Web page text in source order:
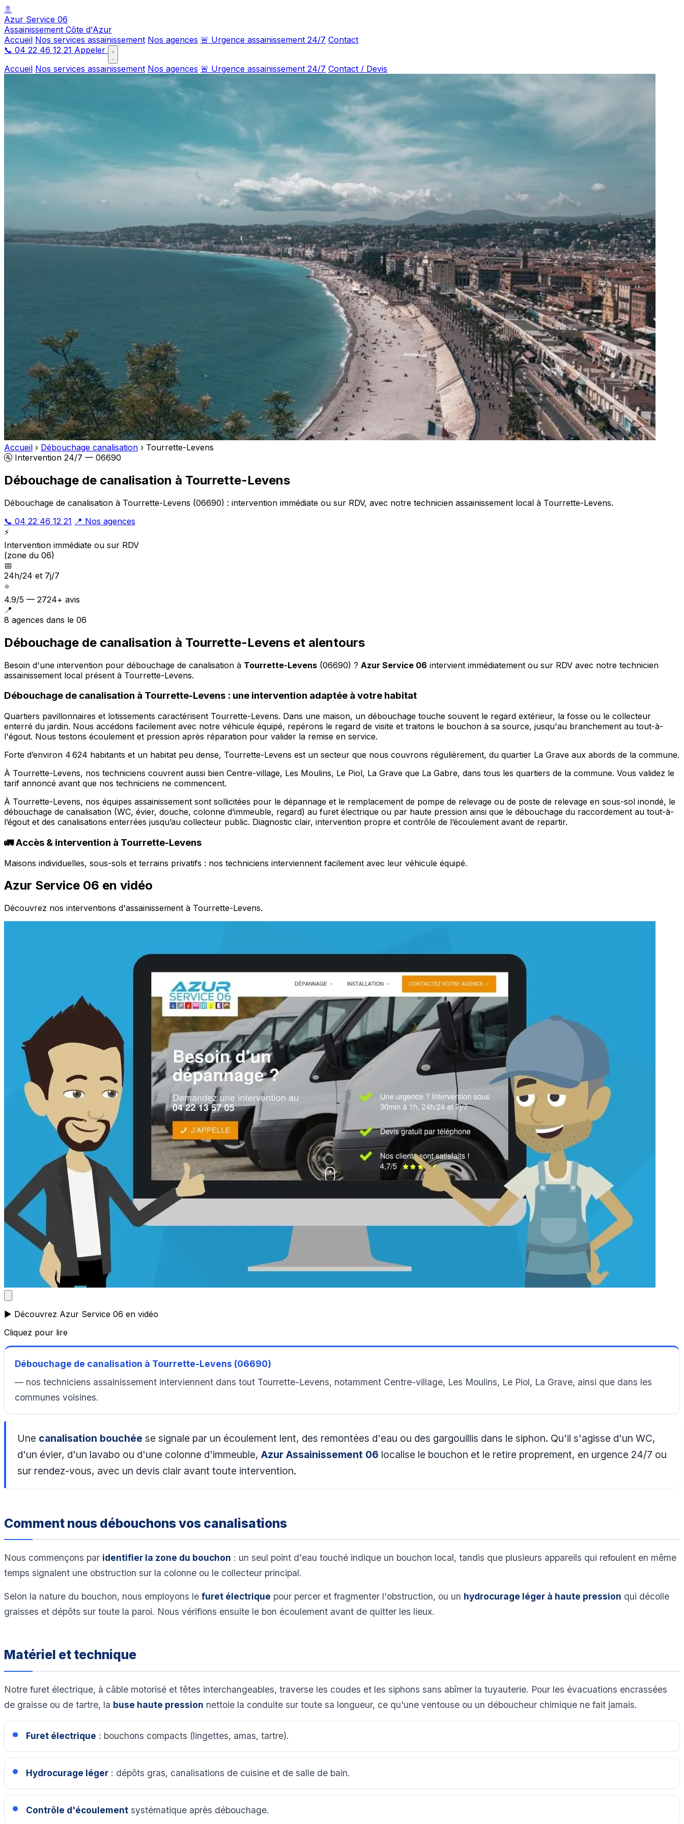
🚿
Azur Service 06
Assainissement Côte d'Azur
Accueil Nos services assainissement Nos agences 🚨 Urgence assainissement 24/7 Contact
📞 04 22 46 12 21 Appeler
Accueil Nos services assainissement Nos agences 🚨 Urgence assainissement 24/7 Contact / Devis
Accueil › Débouchage canalisation › Tourrette-Levens
🚰 Intervention 24/7 — 06690
Débouchage de canalisation à Tourrette-Levens
Débouchage de canalisation à Tourrette-Levens (06690) : intervention immédiate ou sur RDV, avec notre technicien assainissement local à Tourrette-Levens.
📞 04 22 46 12 21 📍 Nos agences
⚡
Intervention immédiate ou sur RDV
(zone du 06)
📅
24h/24 et 7j/7
⭐
4.9/5 — 2724+ avis
📍
8 agences dans le 06
Débouchage de canalisation à Tourrette-Levens et alentours
Besoin d'une intervention pour débouchage de canalisation à Tourrette-Levens (06690) ? Azur Service 06 intervient immédiatement ou sur RDV avec notre technicien
assainissement local présent à Tourrette-Levens.
Débouchage de canalisation à Tourrette-Levens : une intervention adaptée à votre habitat
Quartiers pavillonnaires et lotissements caractérisent Tourrette-Levens. Dans une maison, un débouchage touche souvent le regard extérieur, la fosse ou le collecteur
enterré du jardin. Nous accédons facilement avec notre véhicule équipé, repérons le regard de visite et traitons le bouchon à sa source, jusqu'au branchement au tout-à-
l'égout. Nous testons écoulement et pression après réparation pour valider la remise en service.
Forte d’environ 4 624 habitants et un habitat peu dense, Tourrette-Levens est un secteur que nous couvrons régulièrement, du quartier La Grave aux abords de la commune.
À Tourrette-Levens, nos techniciens couvrent aussi bien Centre-village, Les Moulins, Le Piol, La Grave que La Gabre, dans tous les quartiers de la commune. Vous validez le
tarif annoncé avant que nos techniciens ne commencent.
À Tourrette-Levens, nos équipes assainissement sont sollicitées pour le dépannage et le remplacement de pompe de relevage ou de poste de relevage en sous-sol inondé, le
débouchage de canalisation (WC, évier, douche, colonne d’immeuble, regard) au furet électrique ou par haute pression ainsi que le débouchage du raccordement au tout-à-
l’égout et des canalisations enterrées jusqu’au collecteur public. Diagnostic clair, intervention propre et contrôle de l’écoulement avant de repartir.
🚛 Accès & intervention à Tourrette-Levens
Maisons individuelles, sous-sols et terrains privatifs : nos techniciens interviennent facilement avec leur véhicule équipé.
Azur Service 06 en vidéo
Découvrez nos interventions d'assainissement à Tourrette-Levens.
▶️ Découvrez Azur Service 06 en vidéo
Cliquez pour lire
Débouchage de canalisation à Tourrette-Levens (06690)
— nos techniciens assainissement interviennent dans tout Tourrette-Levens, notamment Centre-village, Les Moulins, Le Piol, La Grave, ainsi que dans les
communes voisines.
Une canalisation bouchée se signale par un écoulement lent, des remontées d'eau ou des gargouillis dans le siphon. Qu'il s'agisse d'un WC,
d'un évier, d'un lavabo ou d'une colonne d'immeuble,Azur Assainissement 06 localise le bouchon et le retire proprement, en urgence 24/7 ou
sur rendez-vous, avec un devis clair avant toute intervention.
Comment nous débouchons vos canalisations
Nous commençons par identifier la zone du bouchon : un seul point d'eau touché indique un bouchon local, tandis que plusieurs appareils qui refoulent en même
temps signalent une obstruction sur la colonne ou le collecteur principal.
Selon la nature du bouchon, nous employons le furet électrique pour percer et fragmenter l'obstruction, ou un hydrocurage léger à haute pression qui décolle
graisses et dépôts sur toute la paroi. Nous vérifions ensuite le bon écoulement avant de quitter les lieux.
Matériel et technique
Notre furet électrique, à câble motorisé et têtes interchangeables, traverse les coudes et les siphons sans abîmer la tuyauterie. Pour les évacuations encrassées
de graisse ou de tartre, la buse haute pression nettoie la conduite sur toute sa longueur, ce qu'une ventouse ou un déboucheur chimique ne fait jamais.
Furet électrique : bouchons compacts (lingettes, amas, tartre).
Hydrocurage léger: dépôts gras, canalisations de cuisine et de salle de bain.
Contrôle d'écoulementsystématique après débouchage.